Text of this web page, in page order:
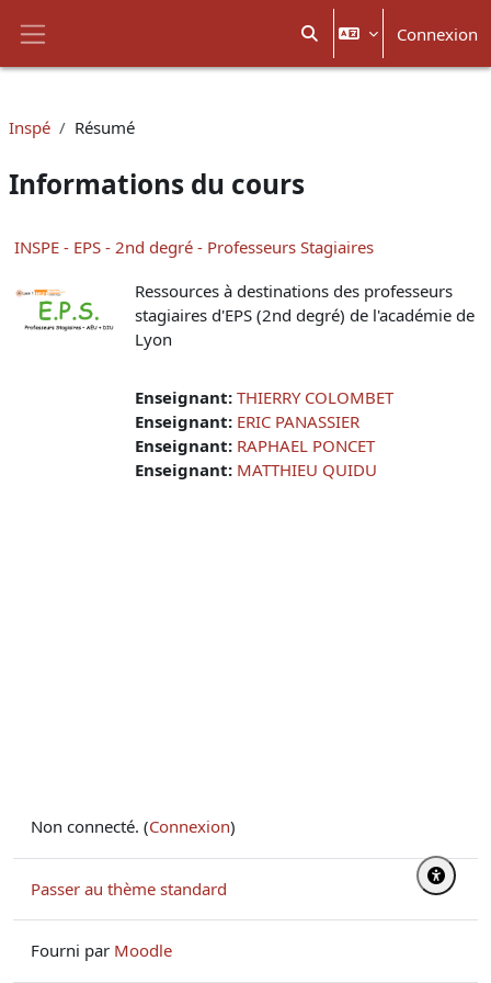
Activer/désactiver la
Connexion
Inspé Résumé
Informations du cours
INSPE - EPS - 2nd degré - Professeurs Stagiaires
Ressources à destinations des professeurs
stagiaires d'EPS (2nd degré) de l'académie de
Lyon
Enseignant: THIERRY COLOMBET
Enseignant: ERIC PANASSIER
Enseignant: RAPHAEL PONCET
Enseignant: MATTHIEU QUIDU
Non connecté. (Connexion)
Passer au thème standard
Fourni par Moodle